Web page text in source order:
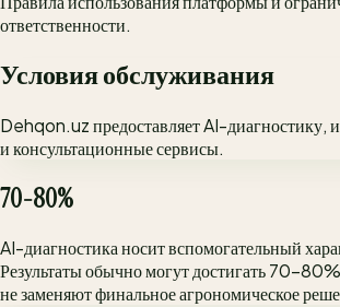
ответственности.
Условия обслуживания
Dehqon.uz предоставляет AI-диагностику,
и консультационные сервисы.
70-80%
AI-диагностика носит вспомогательный
Результаты обычно могут достигать 70-
не заменяют финальное агрономическое